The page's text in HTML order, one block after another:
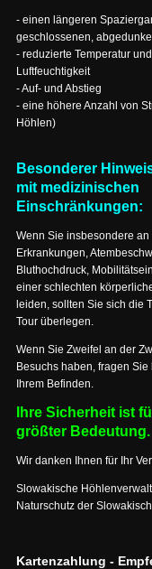
- einen längeren
geschlossenen,
- reduzierte Temperatur
Luftfeuchtigkeit
- Auf- und Abstieg
- eine höhere Anzahl von
Höhlen)
Besonderer
mit medizinischen
Einschränkungen:
Wenn Sie insbesondere
Erkrankungen,
Bluthochdruck,
einer schlechten
leiden, sollten Sie sich die
Tour überlegen.
Wenn Sie Zweifel an der
Besuchs haben, fragen Sie
Ihrem Befinden.
Ihre Sicherheit ist
größter Bedeutung.
Wir danken Ihnen für Ihr
Slowakische
Naturschutz der
Kartenzahlung -